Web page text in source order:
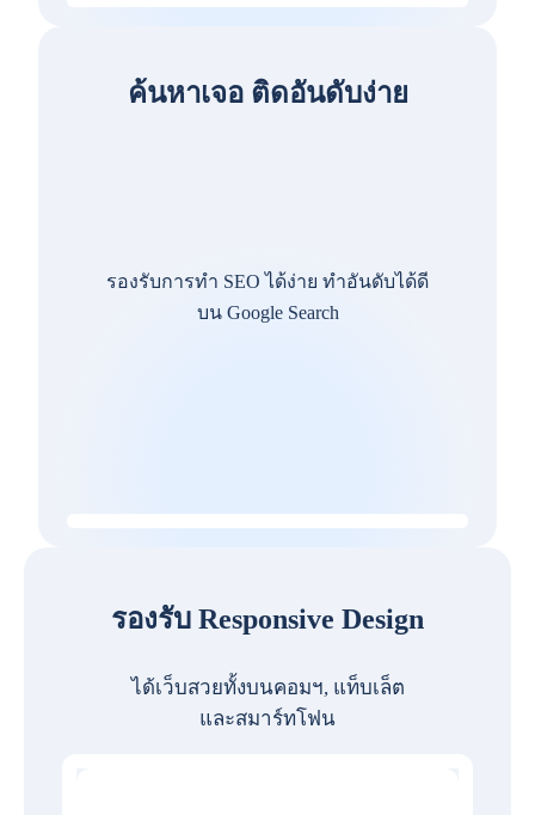
ค้นหาเจอ ติดอันดับง่าย
รองรับการทำ SEO ได้ง่าย ทำอันดับได้ดี
บน Google Search
รองรับ Responsive Design
ได้เว็บสวยทั้งบนคอมฯ, แท็บเล็ต
และสมาร์ทโฟน